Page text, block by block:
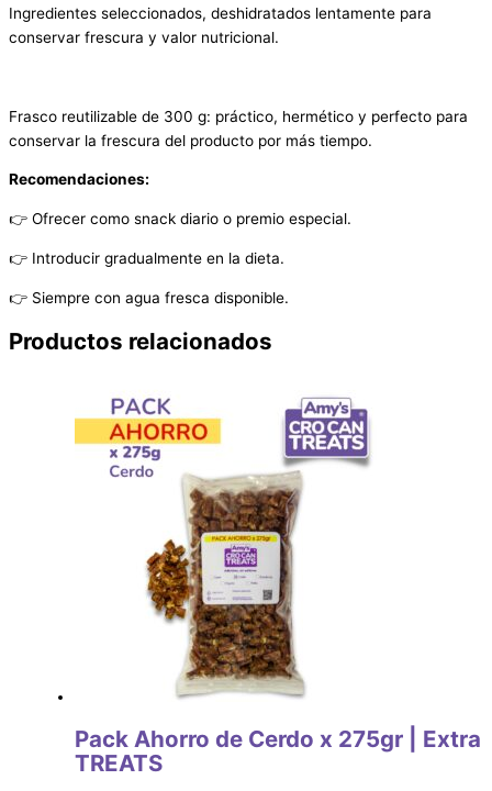
Ingredientes seleccionados, deshidratados lentamente para
conservar frescura y valor nutricional.
Frasco reutilizable de 300 g: práctico, hermético y perfecto para
conservar la frescura del producto por más tiempo.
Recomendaciones:
👉 Ofrecer como snack diario o premio especial.
👉 Introducir gradualmente en la dieta.
👉 Siempre con agua fresca disponible.
Productos relacionados
Pack Ahorro de Cerdo x 275gr | Extra
TREATS